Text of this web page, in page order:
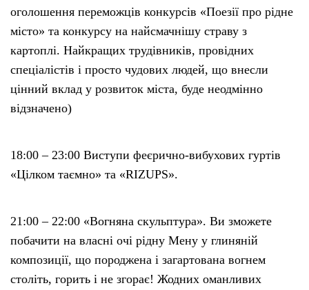
оголошення переможців конкурсів «Поезії про рідне
місто» та конкурсу на найсмачнішу страву з
картоплі. Найкращих трудівників, провідних
спеціалістів і просто чудових людей, що внесли
цінний вклад у розвиток міста, буде неодмінно
відзначено)
18:00 – 23:00 Виступи феєрично-вибухових гуртів
«Цілком таємно» та «RIZUPS».
21:00 – 22:00 «Вогняна скульптура». Ви зможете
побачити на власні очі рідну Мену у глиняній
композиції, що породжена і загартована вогнем
століть, горить і не згорає! Жодних оманливих